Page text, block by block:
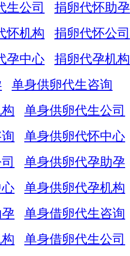
生公司
捐卵代怀助孕
怀机构
捐卵代怀公司
孕中心
捐卵代孕机构
单身供卵代生咨询
单身供卵代生公司
单身供卵代怀中心
单身供卵代孕助孕
单身供卵代孕机构
单身借卵代生咨询
单身借卵代生公司